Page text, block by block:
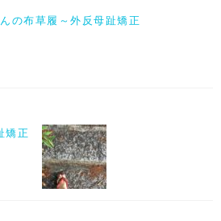
の布草履～外反母趾矯正
矯正